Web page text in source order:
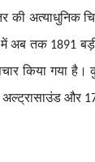
अत्याधुनिक
तक 1891 बड़ी
किया गया है।
और 17